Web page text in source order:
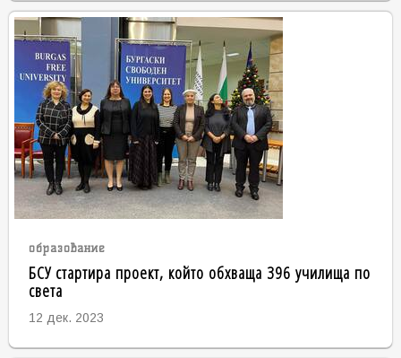
образование
БСУ стартира проект, който обхваща 396 училища по
света
12 дек. 2023